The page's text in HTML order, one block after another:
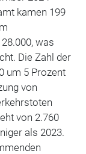
kamen 199
was
Die Zahl der
um 5 Prozent
von
von 2.760
als 2023.